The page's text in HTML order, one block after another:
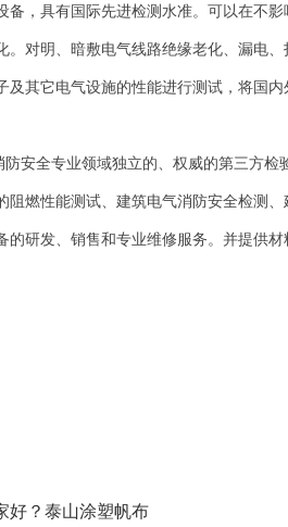
，具有国际先进检测水准。可以在不
对明、暗敷电气线路绝缘老化、漏电
其它电气设施的性能进行测试，将国
安全专业领域独立的、权威的第三方检
燃性能测试、建筑电气消防安全检测、
研发、销售和专业维修服务。并提供
好？泰山涂塑帆布